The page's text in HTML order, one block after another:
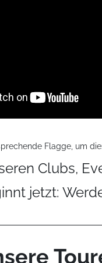
Flagge, um
Clubs,
jetzt: